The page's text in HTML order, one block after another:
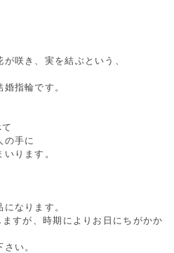
咲き、実を結ぶという、
指輪です。
の手に
ります。
なります。
すが、時期によりお日にちがかか
い。